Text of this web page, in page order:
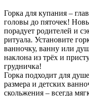
Горка для купания –
головы до пяточек!
порадует родителей и
ритуала. Установите
ванночку, ванну или
наклона из трёх и
грудничка!
Горка подходит для
размера и детских
скольжения – всегда